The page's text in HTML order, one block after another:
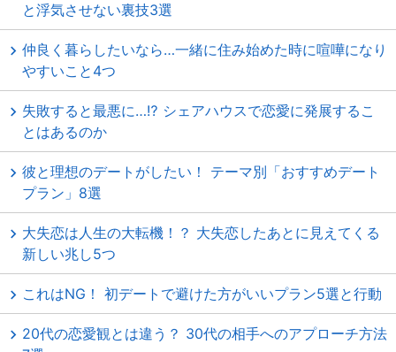
と浮気させない裏技3選
仲良く暮らしたいなら…一緒に住み始めた時に喧嘩になり
やすいこと4つ
失敗すると最悪に…⁉ シェアハウスで恋愛に発展するこ
とはあるのか
彼と理想のデートがしたい！ テーマ別「おすすめデート
プラン」8選
大失恋は人生の大転機！？ 大失恋したあとに見えてくる
新しい兆し5つ
これはNG！ 初デートで避けた方がいいプラン5選と行動
20代の恋愛観とは違う？ 30代の相手へのアプローチ方法